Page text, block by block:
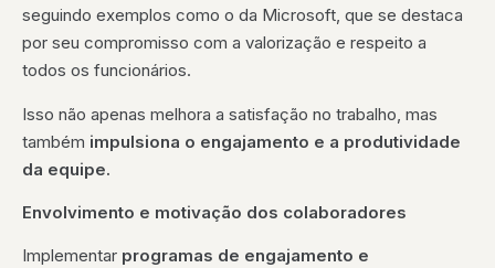
seguindo exemplos como o da Microsoft, que se destaca
por seu compromisso com a valorização e respeito a
todos os funcionários.
Isso não apenas melhora a satisfação no trabalho, mas
também impulsiona o engajamento e a produtividade
da equipe.
Envolvimento e motivação dos colaboradores
Implementar programas de engajamento e